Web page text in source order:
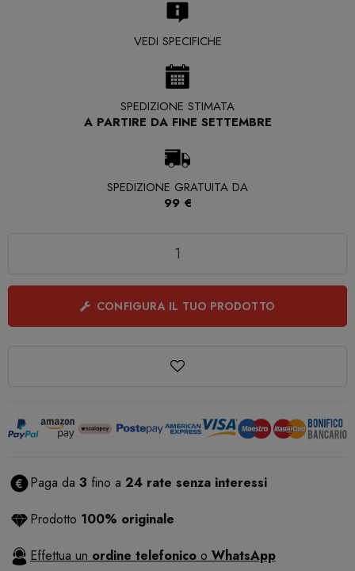
VEDI SPECIFICHE
SPEDIZIONE STIMATA
A PARTIRE DA FINE SETTEMBRE
SPEDIZIONE GRATUITA DA
99 €
CONFIGURA IL TUO PRODOTTO
Paga da 3 fino a 24 rate senza interessi
Prodotto 100% originale
Effettua un ordine telefonico o WhatsApp